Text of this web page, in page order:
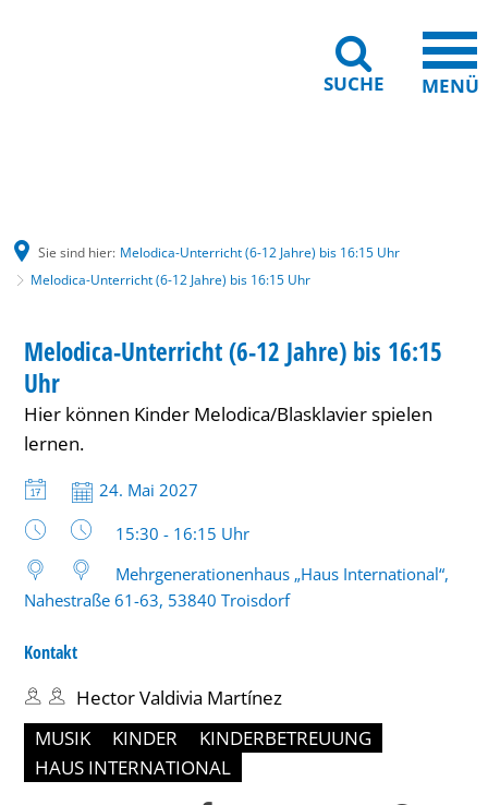
SUCHE MENÜ
Sie sind hier: Melodica-Unterricht (6-12 Jahre) bis 16:15 Uhr
Melodica-Unterricht (6-12 Jahre) bis 16:15 Uhr
Unterricht
(6-
Jahre)
bis
16:15
Uhr
KATEGORIE: KINDER
Melodica-Unterricht (6-12 Jahre) bis 16:15
Uhr
Hier können Kinder Melodica/Blasklavier spielen
lernen.
Datum:
24. Mai 2027
Uhrzeit:
15:30 - 16:15 Uhr
Mehrgenerationenhaus „Haus International“,
Nahestraße 61-63, 53840 Troisdorf
Kontakt
Hector Valdivia Martínez
MUSIK
KINDER
KINDERBETREUUNG
HAUS INTERNATIONAL